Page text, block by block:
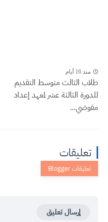
منذ 16 أيام
طلاب الثالث متوسط التقديم
للدورة الثالثة عشر لمعهد إعداد
مفوضي...
تعليقات
إرسال تعليق